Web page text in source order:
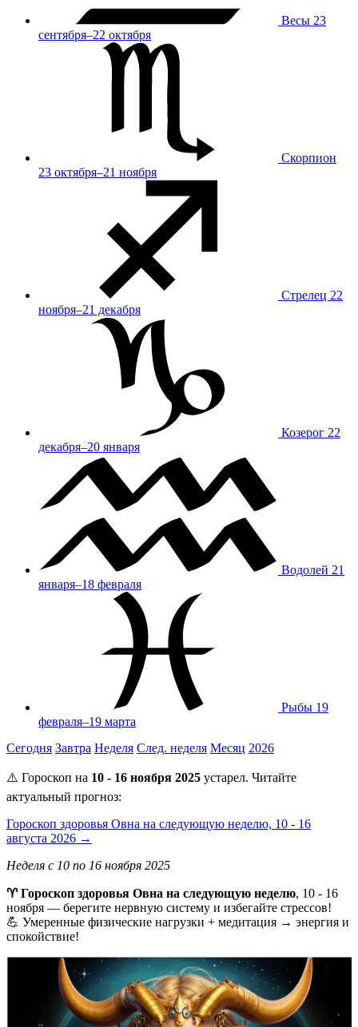
Весы 23
сентября–22 октября
Скорпион
23 октября–21 ноября
Стрелец 22
ноября–21 декабря
Козерог 22
декабря–20 января
Водолей 21
января–18 февраля
Рыбы 19
февраля–19 марта
Сегодня Завтра Неделя След. неделя Месяц 2026
⚠️ Гороскоп на 10 - 16 ноября 2025 устарел. Читайте
актуальный прогноз:
Гороскоп здоровья Овна на следующую неделю, 10 - 16
августа 2026 →
Неделя с 10 по 16 ноября 2025
♈ Гороскоп здоровья Овна на следующую неделю, 10 - 16
ноября — берегите нервную систему и избегайте стрессов!
💪 Умеренные физические нагрузки + медитация → энергия и
спокойствие!